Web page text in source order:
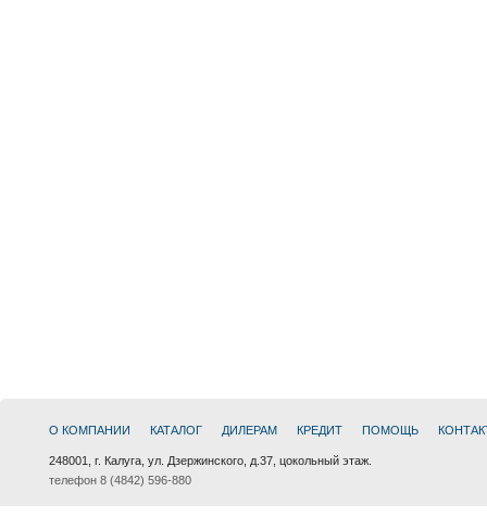
О КОМПАНИИ КАТАЛОГ ДИЛЕРАМ КРЕДИТ ПОМОЩЬ
248001, г. Калуга, ул. Дзержинского, д.37, цокольный этаж.
телефон 8 (4842) 596-880